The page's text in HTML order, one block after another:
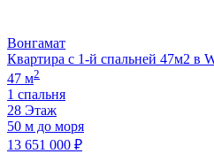
Вонгамат
Квартира с 1-й спальней 47м2 в
47 м2
1 спальня
28 Этаж
50 м до моря
13 651 000 ₽